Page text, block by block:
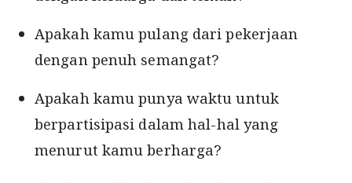
Apakah kamu pulang dari pekerjaan
dengan penuh semangat?
Apakah kamu punya waktu untuk
berpartisipasi dalam hal-hal yang
menurut kamu berharga?